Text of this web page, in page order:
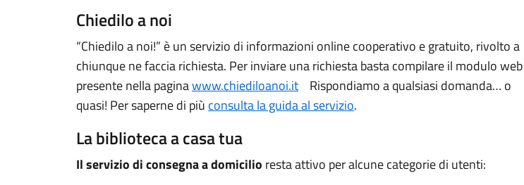
Chiedilo a noi
“Chiedilo a noi!” è un servizio di informazioni online cooperativo e gratuito, rivolto a
chiunque ne faccia richiesta. Per inviare una richiesta basta compilare il modulo web
presente nella paginawww.chiediloanoi.it Rispondiamo a qualsiasi domanda… o
quasi! Per saperne di più consulta la guida al servizio.
La biblioteca a casa tua
Il servizio di consegna a domicilio resta attivo per alcune categorie di utenti: